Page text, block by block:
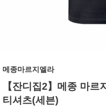
메종마르지엘라
【잔디집2】메종 마
티셔츠(세븐)